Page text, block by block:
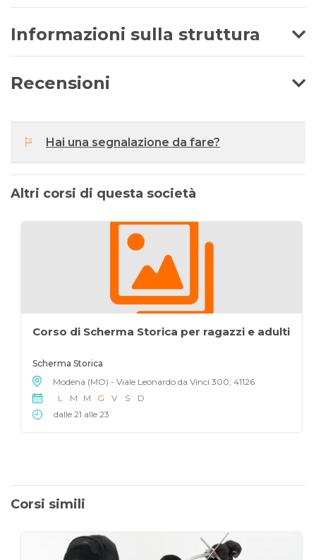
Informazioni sulla struttura
Recensioni
Hai una segnalazione da fare?
Altri corsi di questa società
Corso di Scherma Storica per ragazzi e adulti
Scherma Storica
Modena (MO) - Viale Leonardo da Vinci 300, 41126
L
M M G V S
D
dalle 21 alle 23
Corsi simili